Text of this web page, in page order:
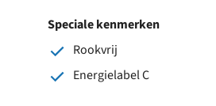
Speciale kenmerken
Rookvrij
Energielabel C